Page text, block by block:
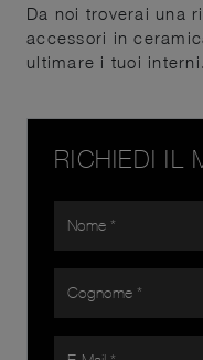
Da noi troverai una
accessori in
ultimare i tuoi interni.
RICHIEDI IL